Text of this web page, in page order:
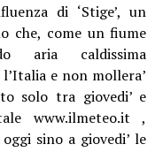
di ‘Stige’, un
che, come un fiume
aria caldissima
e non mollera’
solo tra giovedi’ e
www.ilmeteo.it ,
sino a giovedi’ le